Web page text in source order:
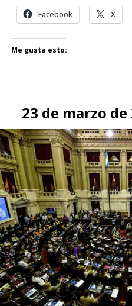
Facebook X
Me gusta esto:
23 de marzo de